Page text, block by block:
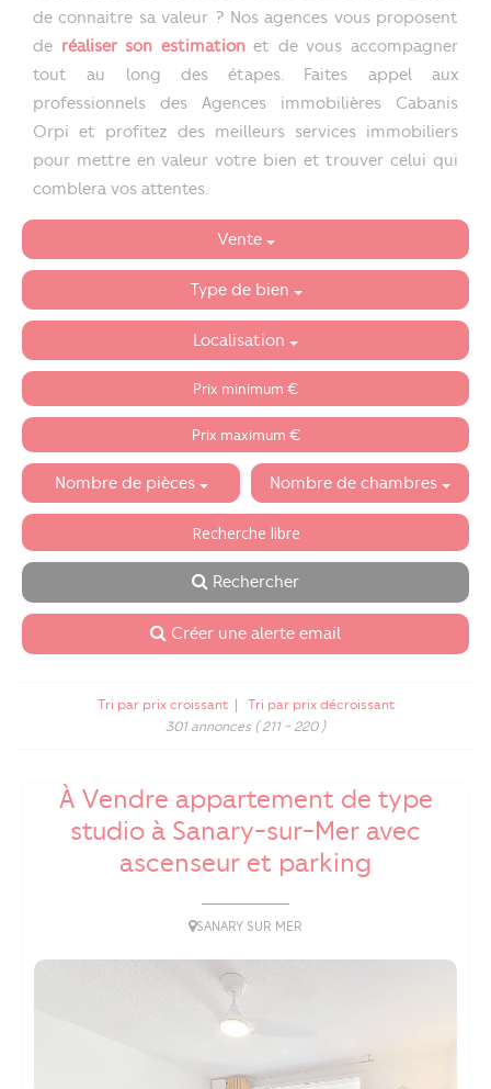
de connaitre sa valeur ? Nos agences vous proposent
de réaliser son estimationet de vous accompagner
tout au long des étapes. Faites appel aux
professionnels des Agences immobilières Cabanis
Orpi et profitez des meilleurs services immobiliers
pour mettre en valeur votre bien et trouver celui qui
comblera vos attentes.
Vente
Type de bien
Localisation
Nombre de pièces Nombre de chambres
Rechercher
Créer une alerte email
Tri par prix croissant |
Tri par prix décroissant
301 annonces ( 211 - 220 )
À Vendre appartement de type
studio à Sanary-sur-Mer avec
ascenseur et parking
SANARY SUR MER